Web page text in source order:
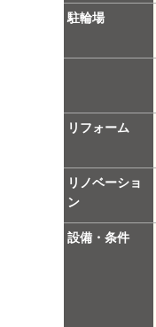
駐輪場
リフォーム
リノベーショ
ン
設備・条件